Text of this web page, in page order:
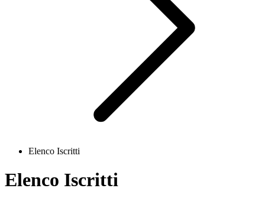
Elenco Iscritti
Elenco Iscritti